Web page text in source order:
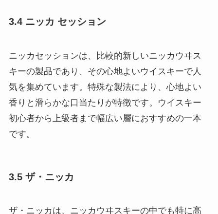
3.4 ニッカ セッション
ニッカセッションは、比較的新しいニッカウヰス
キーの製品であり、その心地よいウイスキーで人
気を集めています。特殊な製法により、心地よい
香りと滑らかな口当たりが特徴です。ウイスキー
初心者から上級者まで幅広い層におすすめの一本
です。
3.5 ザ・ニッカ
ザ・ニッカは、ニッカウヰスキーの中でも特に高